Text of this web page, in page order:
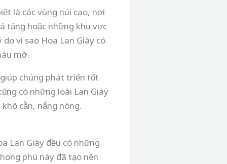
là các vùng núi cao, nơi
tảng hoặc những khu vực
vì sao Hoa Lan Giày có
mỡ.
chúng phát triển tốt
có những loài Lan Giày
cằn, nắng nóng.
Lan Giày đều có những
phú này đã tạo nên